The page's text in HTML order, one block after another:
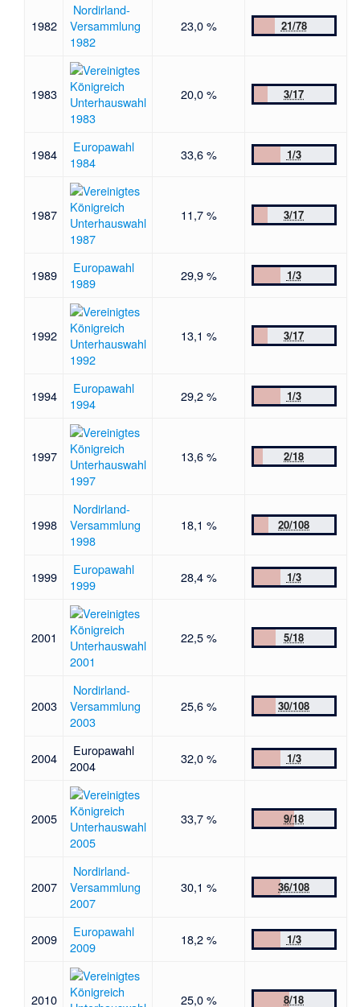
1982
Nordirland-
Versammlung
1982
23,0 % 21/78
1983
Unterhauswahl
1983
20,0 % 3/17
1984
Europawahl
1984
33,6 % 1/3
1987
Unterhauswahl
1987
11,7 % 3/17
1989
Europawahl
1989
29,9 % 1/3
1992
Unterhauswahl
1992
13,1 % 3/17
1994
Europawahl
1994
29,2 % 1/3
1997
Unterhauswahl
1997
13,6 % 2/18
1998
Nordirland-
Versammlung
1998
18,1 % 20/108
1999
Europawahl
1999
28,4 % 1/3
2001
Unterhauswahl
2001
22,5 % 5/18
2003
Nordirland-
Versammlung
2003
25,6 % 30/108
2004
Europawahl
2004
32,0 % 1/3
2005
Unterhauswahl
2005
33,7 % 9/18
2007
Nordirland-
Versammlung
2007
30,1 % 36/108
2009
Europawahl
2009
18,2 % 1/3
2010 25,0 % 8/18